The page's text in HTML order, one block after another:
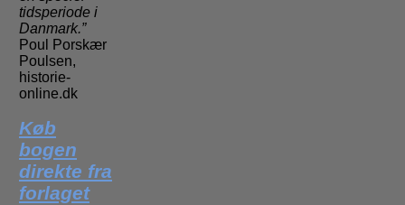
tidsperiode i
Danmark.”
Poul Porskær
Poulsen,
historie-
online.dk
Køb
bogen
direkte fra
forlaget